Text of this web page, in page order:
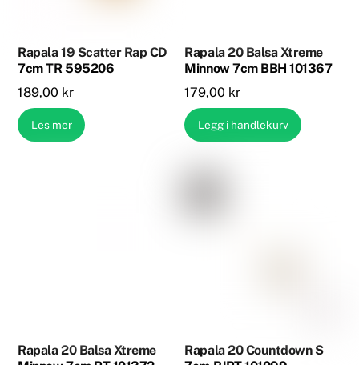
Rapala 19 Scatter Rap CD
7cm TR 595206
189,00 kr
Les mer
Rapala 20 Balsa Xtreme
Minnow 7cm BBH 101367
179,00 kr
Legg i handlekurv
Rapala 20 Balsa Xtreme
Rapala 20 Countdown S